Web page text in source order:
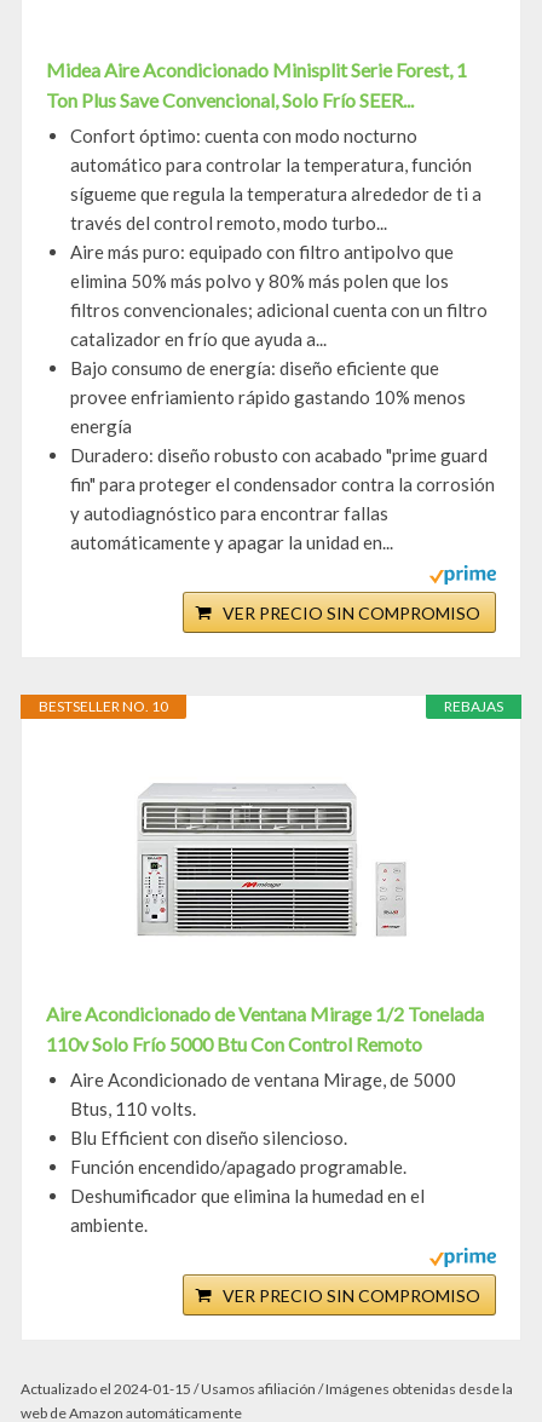
Midea Aire Acondicionado Minisplit Serie Forest, 1
Ton Plus Save Convencional, Solo Frío SEER...
Confort óptimo: cuenta con modo nocturno
automático para controlar la temperatura, función
sígueme que regula la temperatura alrededor de ti a
través del control remoto, modo turbo...
Aire más puro: equipado con filtro antipolvo que
elimina 50% más polvo y 80% más polen que los
filtros convencionales; adicional cuenta con un filtro
catalizador en frío que ayuda a...
Bajo consumo de energía: diseño eficiente que
provee enfriamiento rápido gastando 10% menos
energía
Duradero: diseño robusto con acabado "prime guard
fin" para proteger el condensador contra la corrosión
y autodiagnóstico para encontrar fallas
automáticamente y apagar la unidad en...
VER PRECIO SIN COMPROMISO
REBAJAS
BESTSELLER NO. 10
Aire Acondicionado de Ventana Mirage 1/2 Tonelada
110v Solo Frío 5000 Btu Con Control Remoto
Aire Acondicionado de ventana Mirage, de 5000
Btus, 110 volts.
Blu Efficient con diseño silencioso.
Función encendido/apagado programable.
Deshumificador que elimina la humedad en el
ambiente.
VER PRECIO SIN COMPROMISO
Actualizado el 2024-01-15 / Usamos afiliación / Imágenes obtenidas desde la
web de Amazon automáticamente